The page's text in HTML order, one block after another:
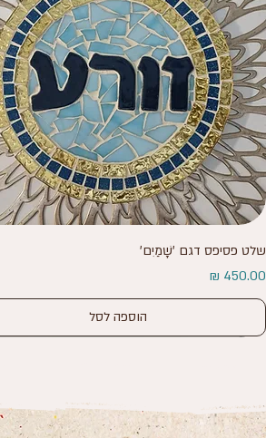
תצוגה מהירהשלט פסיפס דגם 'שָׁמַיִם'
מחיר
הוספה לסל